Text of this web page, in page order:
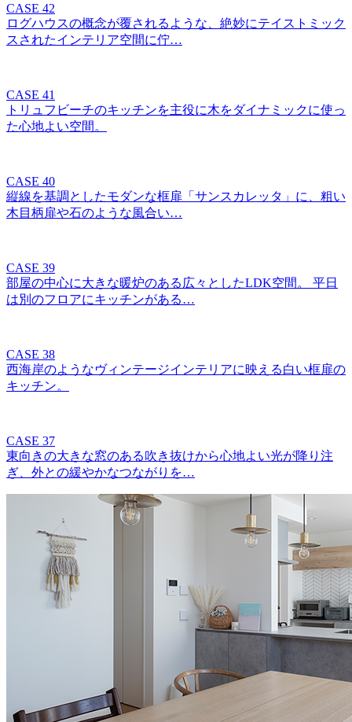
CASE 42
ログハウスの概念が覆されるような、絶妙にテイストミック
スされたインテリア空間に佇…
CASE 41
トリュフビーチのキッチンを主役に木をダイナミックに使っ
た心地よい空間。
CASE 40
縦線を基調としたモダンな框扉「サンスカレッタ」に、粗い
木目柄扉や石のような風合い…
CASE 39
部屋の中心に大きな暖炉のある広々としたLDK空間。 平日
は別のフロアにキッチンがある…
CASE 38
西海岸のようなヴィンテージインテリアに映える白い框扉の
キッチン。
CASE 37
東向きの大きな窓のある吹き抜けから心地よい光が降り注
ぎ、外との緩やかなつながりを…